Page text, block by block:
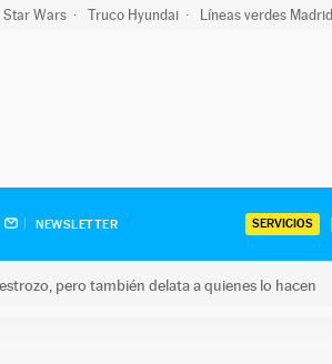
Star Wars Truco Hyundai Líneas verdes Madrid
NEWSLETTER SERVICIOS
pero también delata a quienes lo hacen